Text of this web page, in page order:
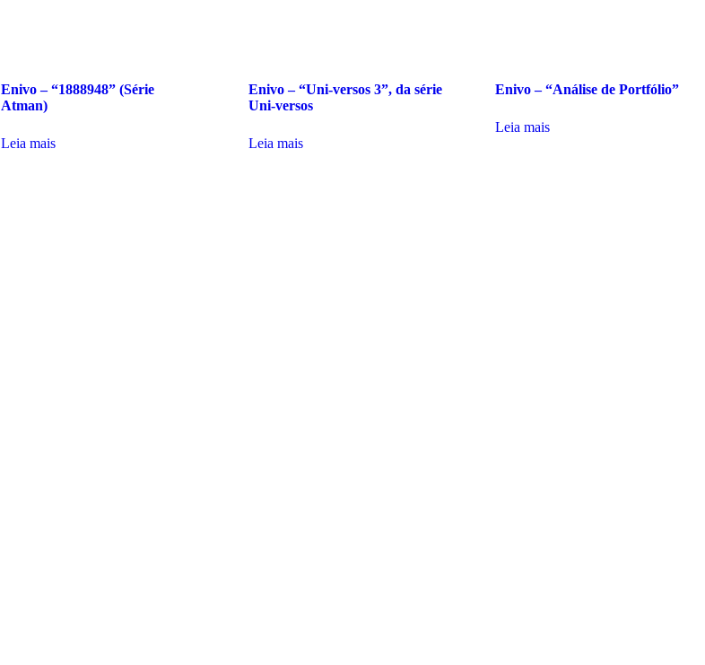
Enivo – “1888948” (Série
Atman)
Leia mais
Enivo – “Uni-versos 3”, da série
Uni-versos
Leia mais
Enivo – “Análise de Portfólio”
Leia mais